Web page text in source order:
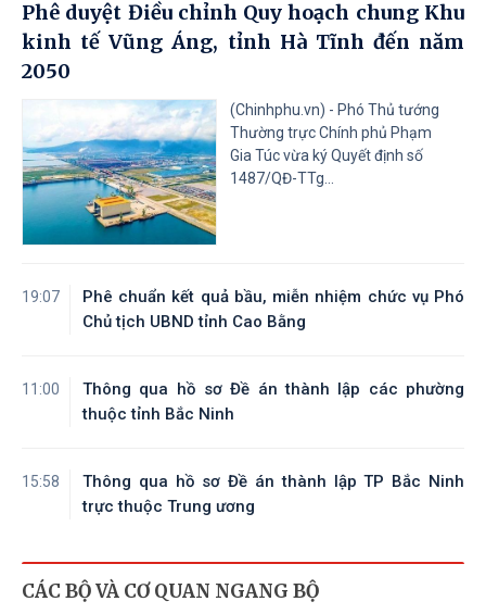
Phê duyệt Điều chỉnh Quy hoạch chung Khu
kinh tế Vũng Áng, tỉnh Hà Tĩnh đến năm
2050
(Chinhphu.vn) - Phó Thủ tướng
Thường trực Chính phủ Phạm
Gia Túc vừa ký Quyết định số
1487/QĐ-TTg...
19:07
Phê chuẩn kết quả bầu, miễn nhiệm chức vụ Phó
Chủ tịch UBND tỉnh Cao Bằng
11:00
Thông qua hồ sơ Đề án thành lập các phường
thuộc tỉnh Bắc Ninh
15:58
Thông qua hồ sơ Đề án thành lập TP Bắc Ninh
trực thuộc Trung ương
CÁC BỘ VÀ CƠ QUAN NGANG BỘ